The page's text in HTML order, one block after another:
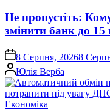
Не пропустіть:
змінити банк до 15
on8 Серпня, 20268
Опубліковано
Юлія Верба
Опублікувати
Економіка